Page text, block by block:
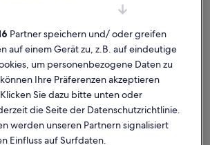
Auswahl an Ferienunterkünften nahe
einfach zum Wohlfühlen einladen. Egal, ob
Freunden oder nur deiner besseren
verfügen über die
deine Bedürfnisse erfüllen. Was so
Parkmöglichkeiten und ein Garten. Was
du findest bestimmt die Unterkunft,
Bedürfnissen gerecht wird – dir steht ein
allerlei Optionen zur Verfügung,
die geeignet für Nichtraucher sind oder
Partner speichern und/ oder greifen
auf einem Gerät zu, z.B. auf eindeutige
um personenbezogene Daten zu
Ihre Präferenzen akzeptieren
Sie dazu bitte unten oder
die Seite der Datenschutzrichtlinie.
werden unseren Partnern signalisiert
Einfluss auf Surfdaten.